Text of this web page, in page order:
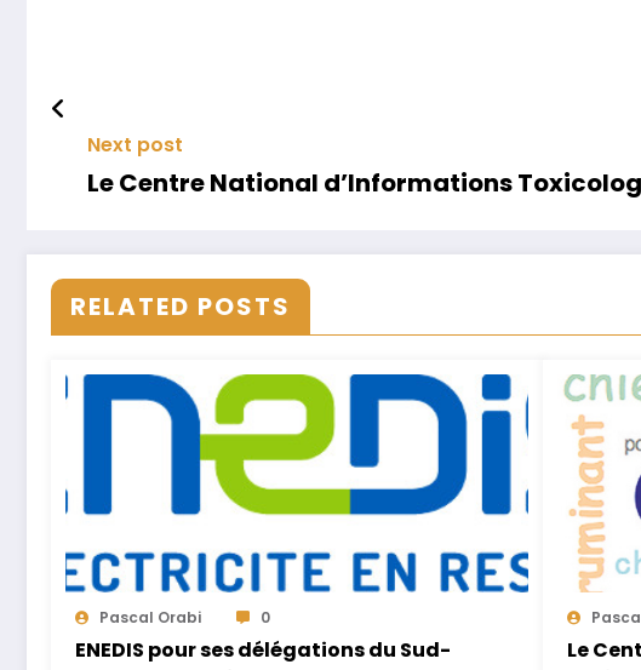
Next post
Le Centre National d’Informations
RELATED POSTS
Pascal Orabi 0
ENEDIS pour ses délégations du Sud-
Le